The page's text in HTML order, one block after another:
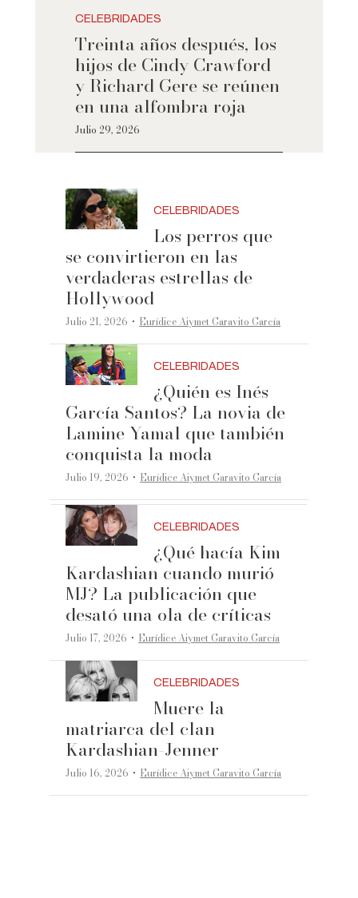
CELEBRIDADES
Treinta años después, los
hijos de Cindy Crawford
y Richard Gere se reúnen
en una alfombra roja
Julio 29, 2026
CELEBRIDADES
Los perros que
se convirtieron en las
verdaderas estrellas de
Hollywood
Julio 21, 2026 ·Eurídice Aiymet Garavito García
CELEBRIDADES
¿Quién es Inés
García Santos? La novia de
Lamine Yamal que también
conquista la moda
Julio 19, 2026 ·Eurídice Aiymet Garavito García
CELEBRIDADES
¿Qué hacía Kim
Kardashian cuando murió
MJ? La publicación que
desató una ola de críticas
Julio 17, 2026 ·Eurídice Aiymet Garavito García
CELEBRIDADES
Muere la
matriarca del clan
Kardashian-Jenner
Julio 16, 2026 ·Eurídice Aiymet Garavito García